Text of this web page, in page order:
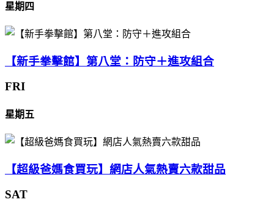
星期四
【新手拳擊館】第八堂：防守＋進攻組合
FRI
星期五
【超級爸媽食買玩】網店人氣熱賣六款甜品
SAT